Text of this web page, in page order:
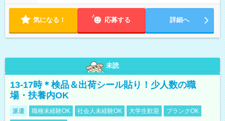
気になる！ 応募する 詳細へ
未読
13-17時＊検品＆出荷シール貼り！少人数の職
場・扶養内OK
派遣 職種未経験OK 社会人未経験OK 大学生歓迎
ブランクOK